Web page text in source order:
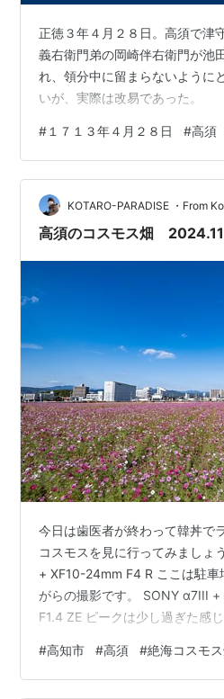
正徳３年４月２８日。高須で津
義右衛門弟の岡崎伴右衛門が池
れ、領分中に留まらないように
いが、実際は改易であった。
#１７１３年４月２８日 #高須
KOTARO-PARADISE ・From
高須のコスモス畑
今日は歯医者が終わって韓丼で
コスモスを見に行ってみましょ
+ XF10-24mm F4 R ここは駐車
がらの撮影です。 SONY α7III
F1.4 ZE ピークは少し過ぎた感
いと絵にならないですね。
F2.8 EX DN
#高知市 #高須 #絶海コスモ